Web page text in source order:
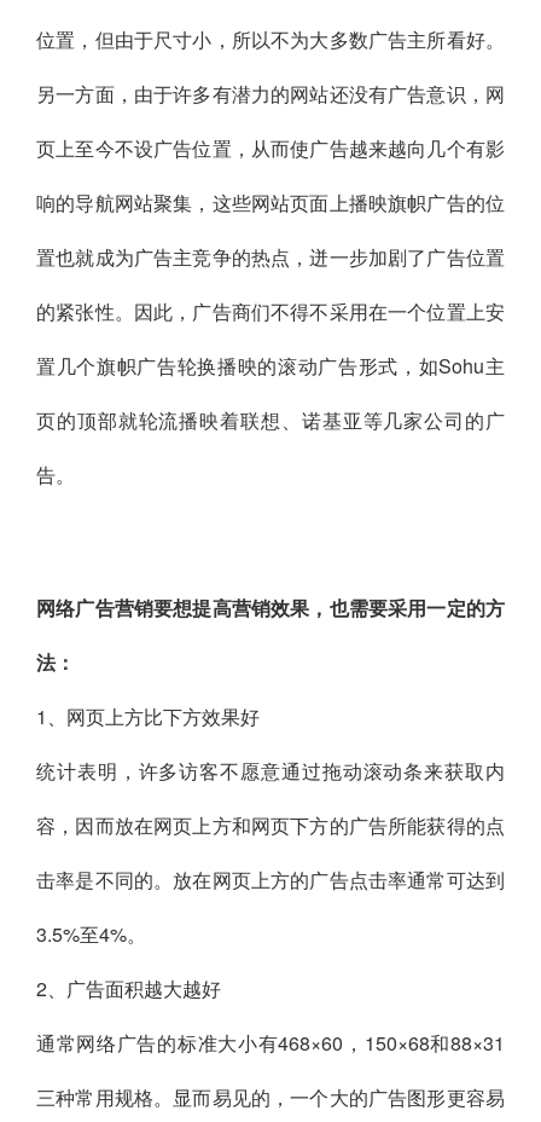
位置，但由于尺寸小，所以不为大多数广告主所看好。
另一方面，由于许多有潜力的网站还没有广告意识，网
页上至今不设广告位置，从而使广告越来越向几个有影
响的导航网站聚集，这些网站页面上播映旗帜广告的位
置也就成为广告主竞争的热点，迸一步加剧了广告位置
的紧张性。因此，广告商们不得不采用在一个位置上安
置几个旗帜广告轮换播映的滚动广告形式，如Sohu主
页的顶部就轮流播映着联想、诺基亚等几家公司的广
告。
网络广告营销要想提高营销效果，也需要采用一定的方
法：
1、网页上方比下方效果好
统计表明，许多访客不愿意通过拖动滚动条来获取内
容，因而放在网页上方和网页下方的广告所能获得的点
击率是不同的。放在网页上方的广告点击率通常可达到
3.5%至4%。
2、广告面积越大越好
通常网络广告的标准大小有468×60，150×68和88×31
三种常用规格。显而易见的，一个大的广告图形更容易